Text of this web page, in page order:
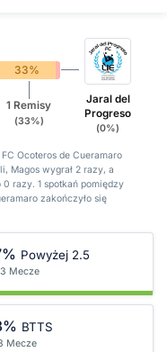
33% 0%
1 Remisy
(33%)
Jaral del
Progreso
(0%)
Ocoteros de Cueramaro
Magos wygrał 2 razy, a
razy. 1 spotkań pomiędzy
zakończyło się
Powyżej 2.5
Mecze
BTTS
Mecze